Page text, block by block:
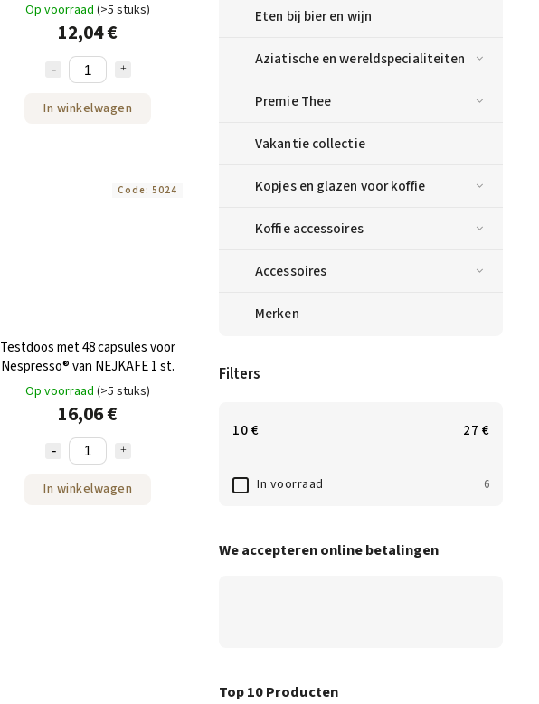
Eten bij bier en wijn
Aziatische en wereldspecialiteiten
Premie Thee
Vakantie collectie
Kopjes en glazen voor koffie
Koffie accessoires
Accessoires
Merken
Filters
10€ 27 €
In voorraad 6
We accepteren online betalingen
Top 10 Producten
Op voorraad (>5 stuks)
12,04 €
In winkelwagen
Testdoos met 48 capsules voor
Nespresso® van NEJKAFE 1 st.
Op voorraad (>5 stuks)
16,06 €
In winkelwagen
Code: 5024